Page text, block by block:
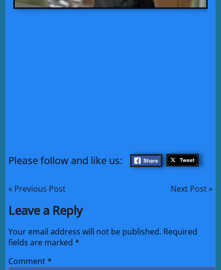
Please follow and like us:
« Previous Post Next Post »
Leave a Reply
Your email address will not be published. Required
fields are marked*
Comment*